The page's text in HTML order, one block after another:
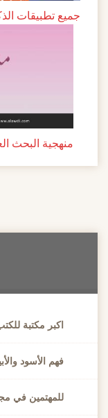
جميع تطبيقات
منهجية البحث
اكبر مكتبة
فهم الأسود
للمهتمين في